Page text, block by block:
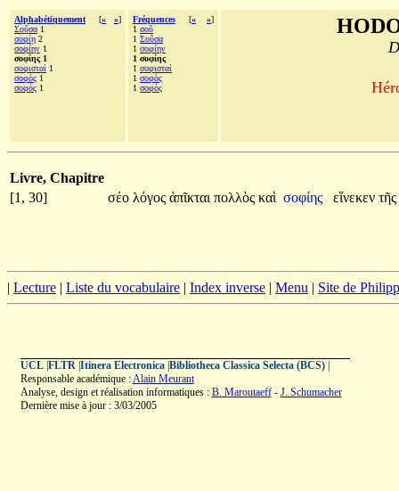
Alphabétiquement [« »]
Σοῦσα 1
σοφίῃ 2
σοφίην 1
σοφίης 1
σοφισταί 1
σοφὸς 1
σοφός 1
Fréquences [« »]
1 σοῦ
1 Σοῦσα
1 σοφίην
1 σοφίης
1 σοφισταί
1 σοφὸς
1 σοφός
Livre, Chapitre
[1, 30]
σέο λόγος ἀπῖκται πολλὸς καὶ σοφίης εἵνεκεν τῆς
| Lecture | Liste du vocabulaire | Index inverse | Menu | Site de
UCL| FLTR| Itinera Electronica| Bibliotheca Classica Selecta (BCS)|
Responsable académique :Alain Meurant
Analyse, design et réalisation informatiques : B. Maroutaeff- J. Schumacher
Dernière mise à jour : 3/03/2005